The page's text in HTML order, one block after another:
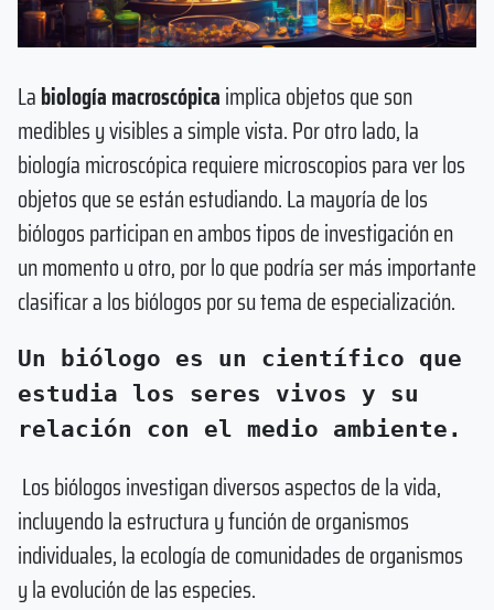
Labiología macroscópicaimplica objetos que son
medibles y visibles a simple vista. Por otro lado, la
biología microscópica requiere microscopios para ver los
objetos que se están estudiando. La mayoría de los
biólogos participan en ambos tipos de investigación en
un momento u otro, por lo que podría ser más importante
clasificar a los biólogos por su tema de especialización.
Un biólogo es un científico que
estudia los seres vivos y su
relación con el medio ambiente.
Los biólogos investigan diversos aspectos de la vida,
incluyendo la estructura y función de organismos
individuales, la ecología de comunidades de organismos
y la evolución de las especies.